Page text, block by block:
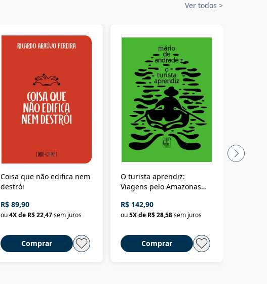
Ver todos >
Coisa que não edifica nem
destrói
R$ 89,90
ou4X de R$ 22,47sem juros
Comprar
O turista aprendiz:
Viagens pelo Amazonas
até a Bolívia e por Marajó
até dizer chega
R$ 142,90
ou5X de R$ 28,58sem juros
Comprar